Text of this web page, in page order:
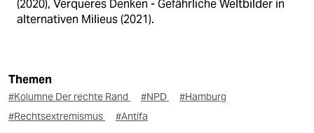
(2020), Verqueres Denken - Gefährliche Weltbilder in
alternativen Milieus (2021).
Themen
#Kolumne Der rechte Rand #NPD
#Hamburg
#Rechtsextremismus
#Antifa